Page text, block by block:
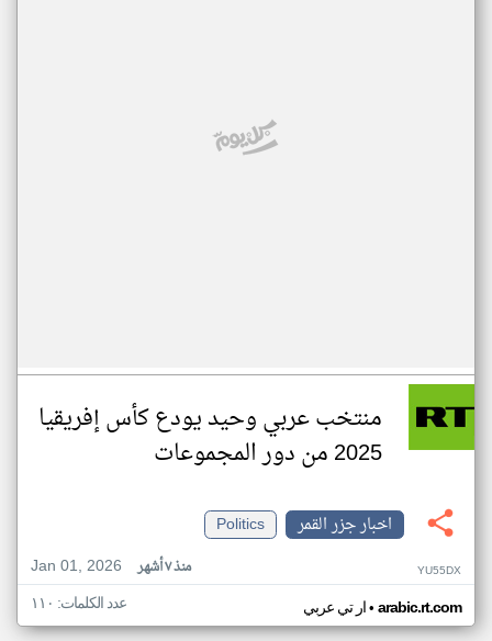
منتخب عربي وحيد يودع كأس إفريقيا
2025 من دور المجموعات
اخبار جزر القمر
Politics
Jan 01, 2026
منذ ٧ أشهر YU55DX
ار تي عربي• arabic.rt.com عدد الكلمات: ١١٠